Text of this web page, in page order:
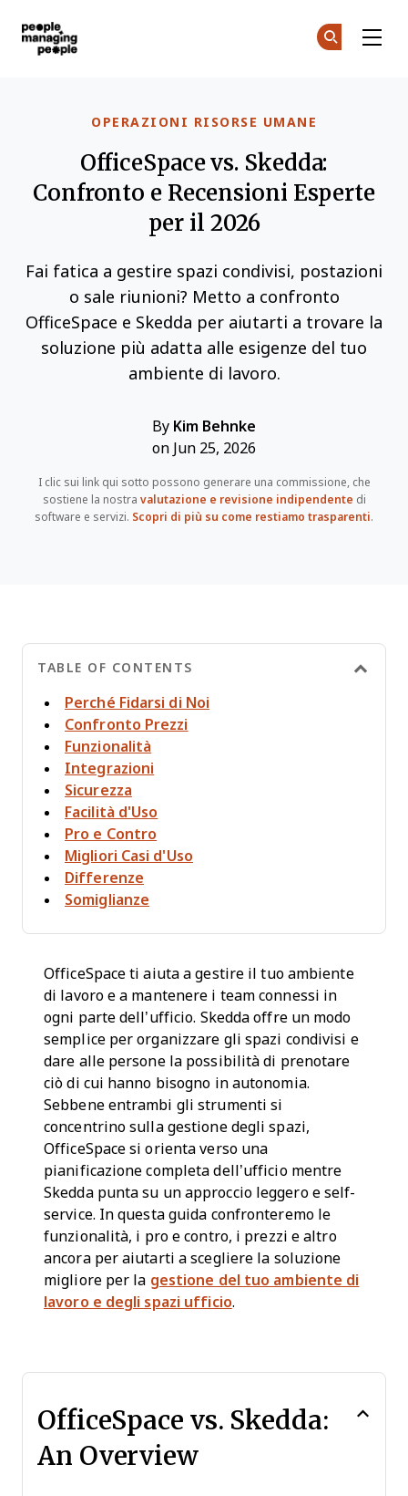
OPERAZIONI RISORSE UMANE
OfficeSpace vs. Skedda:
Confronto e Recensioni Esperte
per il 2026
Fai fatica a gestire spazi condivisi, postazioni
o sale riunioni? Metto a confronto
OfficeSpace e Skedda per aiutarti a trovare la
soluzione più adatta alle esigenze del tuo
ambiente di lavoro.
By Kim Behnke
on Jun 25, 2026
I clic sui link qui sotto possono generare una commissione, che
sostiene la nostra valutazione e revisione indipendente di
software e servizi. Scopri di più su come restiamo trasparenti.
TABLE OF CONTENTS
Perché Fidarsi di Noi
Confronto Prezzi
Funzionalità
Integrazioni
Sicurezza
Facilità d'Uso
Pro e Contro
Migliori Casi d'Uso
Differenze
Somiglianze
OfficeSpace ti aiuta a gestire il tuo ambiente
di lavoro e a mantenere i team connessi in
ogni parte dell’ufficio. Skedda offre un modo
semplice per organizzare gli spazi condivisi e
dare alle persone la possibilità di prenotare
ciò di cui hanno bisogno in autonomia.
Sebbene entrambi gli strumenti si
concentrino sulla gestione degli spazi,
OfficeSpace si orienta verso una
pianificazione completa dell’ufficio mentre
Skedda punta su un approccio leggero e self-
service. In questa guida confronteremo le
funzionalità, i pro e contro, i prezzi e altro
ancora per aiutarti a scegliere la soluzione
migliore per la gestione del tuo ambiente di
lavoro e degli spazi ufficio.
OfficeSpace vs. Skedda:
An Overview